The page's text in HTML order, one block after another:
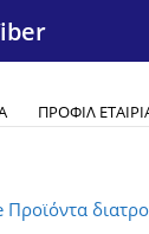
ΠΡΟΦΊΛ
Προϊόντα